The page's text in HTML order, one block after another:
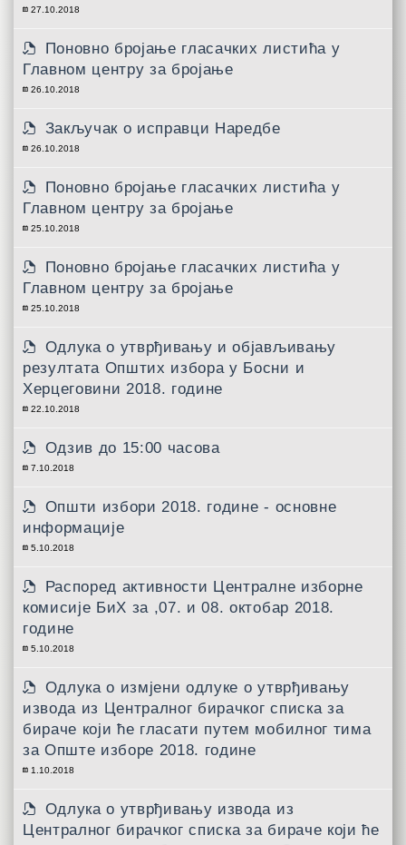
27.10.2018
Поновно бројање гласачких листића у
Главном центру за бројање
26.10.2018
Закључак о исправци Наредбе
26.10.2018
Поновно бројање гласачких листића у
Главном центру за бројање
25.10.2018
Поновно бројање гласачких листића у
Главном центру за бројање
25.10.2018
Одлука о утврђивању и објављивању
резултата Општих избора у Босни и
Херцеговини 2018. године
22.10.2018
Одзив до 15:00 часова
7.10.2018
Општи избори 2018. године - основне
информације
5.10.2018
Распоред активности Централне изборне
комисије БиХ за ,07. и 08. октобар 2018.
године
5.10.2018
Одлука о измјени одлуке о утврђивању
извода из Централног бирачког списка за
бираче који ће гласати путем мобилног тима
за Опште изборе 2018. године
1.10.2018
Одлука о утврђивању извода из
Централног бирачког списка за бираче који ће